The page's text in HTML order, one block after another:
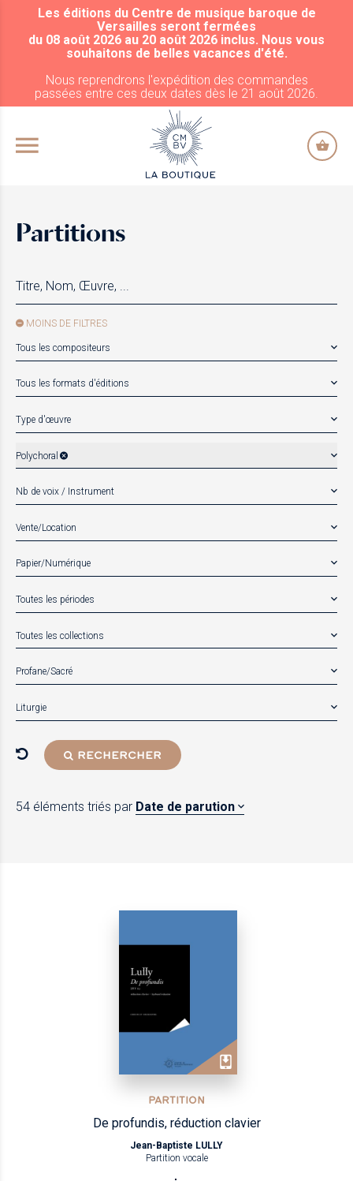
ALLER AU CONTENU PRINCIPAL
Les éditions du Centre de musique baroque de
Versailles seront fermées
du 08 août 2026 au 20 août 2026 inclus. Nous vous
souhaitons de belles vacances d'été.
Nous reprendrons l'expédition des commandes
passées entre ces deux dates dès le 21 août 2026.
Partitions
MOINS DE FILTRES
Tous les compositeurs
Tous les formats d'éditions
Type d'œuvre
Polychoral
Nb de voix / Instrument
Vente/Location
Papier/Numérique
Toutes les périodes
Toutes les collections
Profane/Sacré
Liturgie
RECHERCHER
54 éléments triés par Date de parution
PARTITION
De profundis, réduction clavier
Jean-Baptiste LULLY
Partition vocale